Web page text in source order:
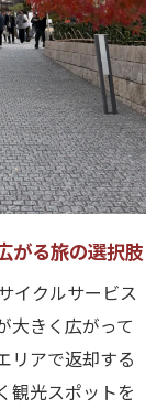
がる旅の選択肢
イクルサービス
大きく広がって
リアで返却する
観光スポットを